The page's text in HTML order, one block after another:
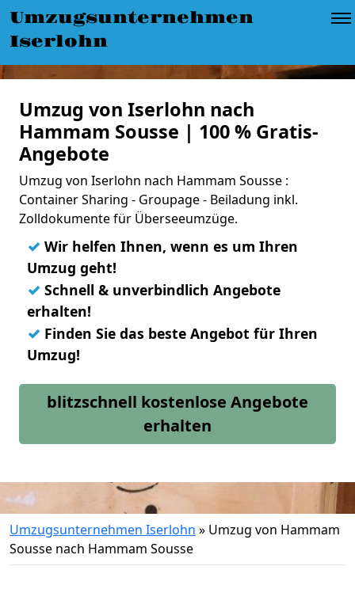
Umzugsunternehmen
Iserlohn
Umzug von Iserlohn nach
Hammam Sousse | 100 % Gratis-
Angebote
Umzug von Iserlohn nach Hammam Sousse :
Container Sharing - Groupage - Beiladung inkl.
Zolldokumente für Überseeumzüge.
✓ Wir helfen Ihnen, wenn es um Ihren
Umzug geht!
✓ Schnell & unverbindlich Angebote
erhalten!
✓ Finden Sie das beste Angebot für Ihren
Umzug!
blitzschnell kostenlose Angebote
erhalten
Umzugsunternehmen Iserlohn » Umzug von Hammam
Sousse nach Hammam Sousse